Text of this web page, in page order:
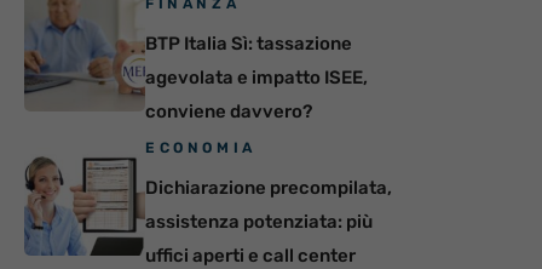
FINANZA
BTP Italia Sì: tassazione
agevolata e impatto ISEE,
conviene davvero?
ECONOMIA
Dichiarazione precompilata,
assistenza potenziata: più
uffici aperti e call center